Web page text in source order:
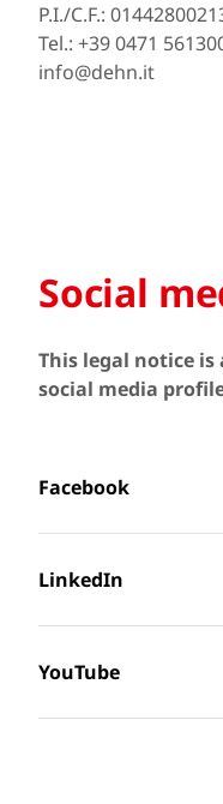
P.I./C.F.:
Tel.: +39 0471
info@dehn.it
Social
This legal notice
social media
Facebook
LinkedIn
YouTube